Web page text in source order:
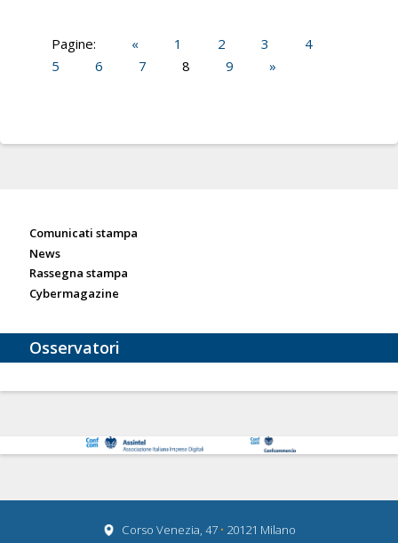
Pagine: « 1 2 3
4
5
6 7 8 9 »
Comunicati stampa
News
Rassegna stampa
Cybermagazine
Osservatori
Corso Venezia, 47 • 20121 Milano